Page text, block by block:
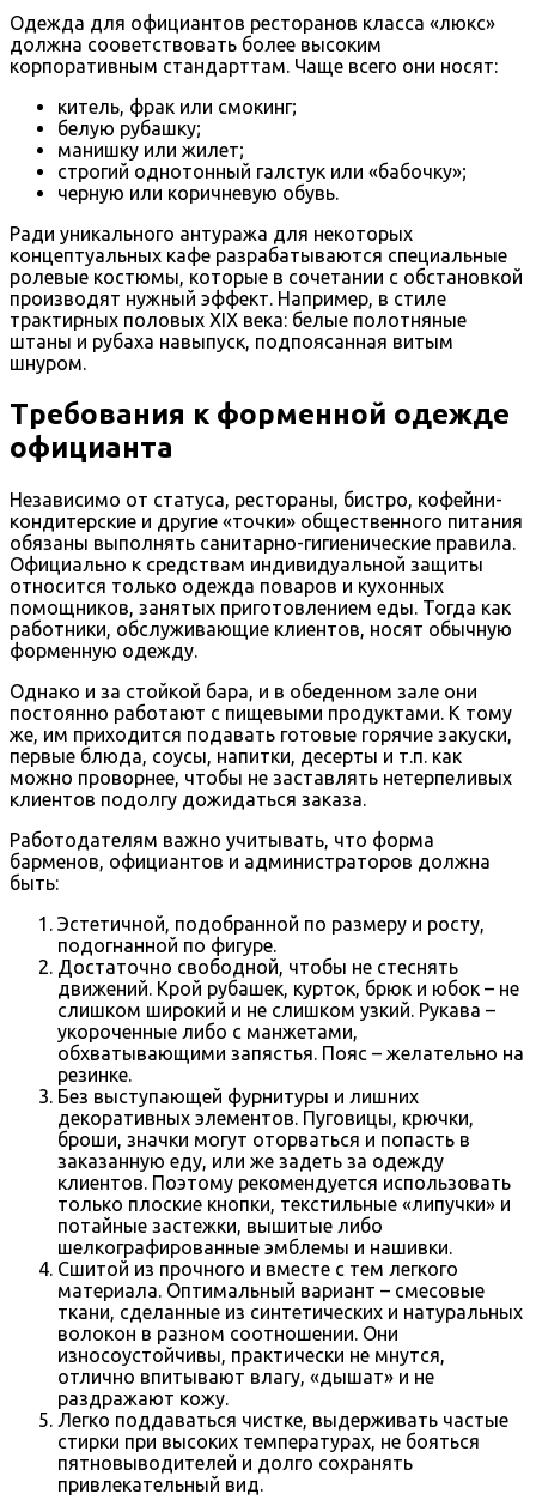
Одежда для официантов ресторанов класса «люкс»
должна сооветствовать более высоким
корпоративным стандарттам. Чаще всего они носят:
китель, фрак или смокинг;
белую рубашку;
манишку или жилет;
строгий однотонный галстук или «бабочку»;
черную или коричневую обувь.
Ради уникального антуража для некоторых
концептуальных кафе разрабатываются специальные
ролевые костюмы, которые в сочетании с обстановкой
производят нужный эффект. Например, в стиле
трактирных половых ХIX века: белые полотняные
штаны и рубаха навыпуск, подпоясанная витым
шнуром.
Требования к форменной одежде
официанта
Независимо от статуса, рестораны, бистро, кофейни-
кондитерские и другие «точки» общественного питания
обязаны выполнять санитарно-гигиенические правила.
Официально к средствам индивидуальной защиты
относится только одежда поваров и кухонных
помощников, занятых приготовлением еды. Тогда как
работники, обслуживающие клиентов, носят обычную
форменную одежду.
Однако и за стойкой бара, и в обеденном зале они
постоянно работают с пищевыми продуктами. К тому
же, им приходится подавать готовые горячие закуски,
первые блюда, соусы, напитки, десерты и т.п. как
можно проворнее, чтобы не заставлять нетерпеливых
клиентов подолгу дожидаться заказа.
Работодателям важно учитывать, что форма
барменов, официантов и администраторов должна
быть:
Эстетичной, подобранной по размеру и росту,
подогнанной по фигуре.
Достаточно свободной, чтобы не стеснять
движений. Крой рубашек, курток, брюк и юбок – не
слишком широкий и не слишком узкий. Рукава –
укороченные либо с манжетами,
обхватывающими запястья. Пояс – желательно на
резинке.
Без выступающей фурнитуры и лишних
декоративных элементов. Пуговицы, крючки,
броши, значки могут оторваться и попасть в
заказанную еду, или же задеть за одежду
клиентов. Поэтому рекомендуется использовать
только плоские кнопки, текстильные «липучки» и
потайные застежки, вышитые либо
шелкографированные эмблемы и нашивки.
Сшитой из прочного и вместе с тем легкого
материала. Оптимальный вариант – смесовые
ткани, сделанные из синтетических и натуральных
волокон в разном соотношении. Они
износоустойчивы, практически не мнутся,
отлично впитывают влагу, «дышат» и не
раздражают кожу.
Легко поддаваться чистке, выдерживать частые
стирки при высоких температурах, не бояться
пятновыводителей и долго сохранять
привлекательный вид.